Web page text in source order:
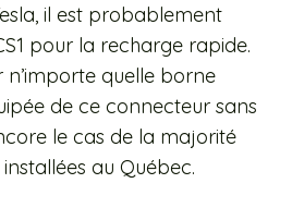
il est probablement
pour la recharge rapide.
n’importe quelle borne
de ce connecteur sans
le cas de la majorité
au Québec.